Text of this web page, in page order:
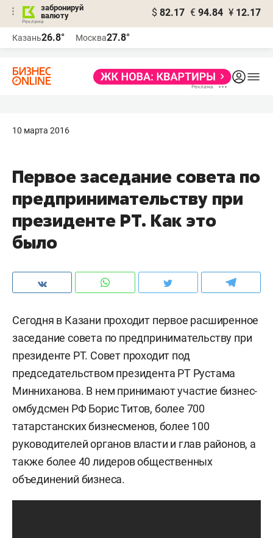
забронируй
валюту
$ 82.17 € 94.84 ¥ 12.17
Казань26.8° Москва27.8°
10 марта 2016
Первое заседание совета по
предпринимательству при
президенте РТ. Как это
было
Сегодня в Казани проходит первое расширенное
заседание совета по предпринимательству при
президенте РТ. Совет проходит под
председательством президента РТ Рустама
Минниханова. В нем принимают участие бизнес-
омбудсмен РФ Борис Титов, более 700
татарстанских бизнесменов, более 100
руководителей органов власти и глав районов, а
также более 40 лидеров общественных
объединений бизнеса.